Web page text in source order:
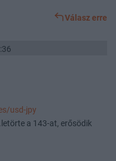
Válasz erre
usd-jpy
a 143-at, erősödik